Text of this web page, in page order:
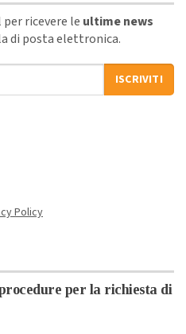
ricevere le ultime news
di posta elettronica.
ISCRIVITI
Policy
per la richiesta di